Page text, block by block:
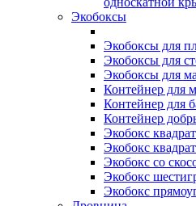
Экобоксы
Экобоксы для
Экобоксы для
Экобоксы для
Контейнер для
Контейнер для
Контейнер
Экобокс
Экобокс
Экобокс со
Экобокс
Экобокс